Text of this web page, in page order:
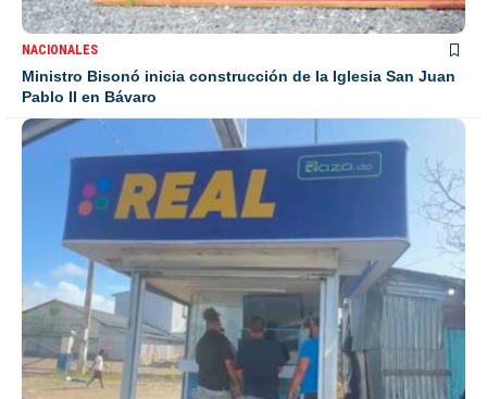
NACIONALES
Ministro Bisonó inicia construcción de la Iglesia San Juan
Pablo II en Bávaro